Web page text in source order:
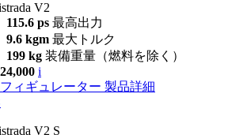
V2
115.6 ps 最高出力
9.6 kgm 最大トルク
199 kg 装備重量（燃料を除く）
i
ィギュレーター 製品詳細
V2 S